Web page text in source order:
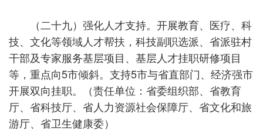
（二十九）强化人才支持。开展教育、医疗、科
技、文化等领域人才帮扶，科技副职选派、省派驻村
干部及专家服务基层项目、基层人才挂职研修项目
等，重点向5市倾斜。支持5市与省直部门、经济强市
开展双向挂职。（责任单位：省委组织部、省教育
厅、省科技厅、省人力资源社会保障厅、省文化和旅
游厅、省卫生健康委）